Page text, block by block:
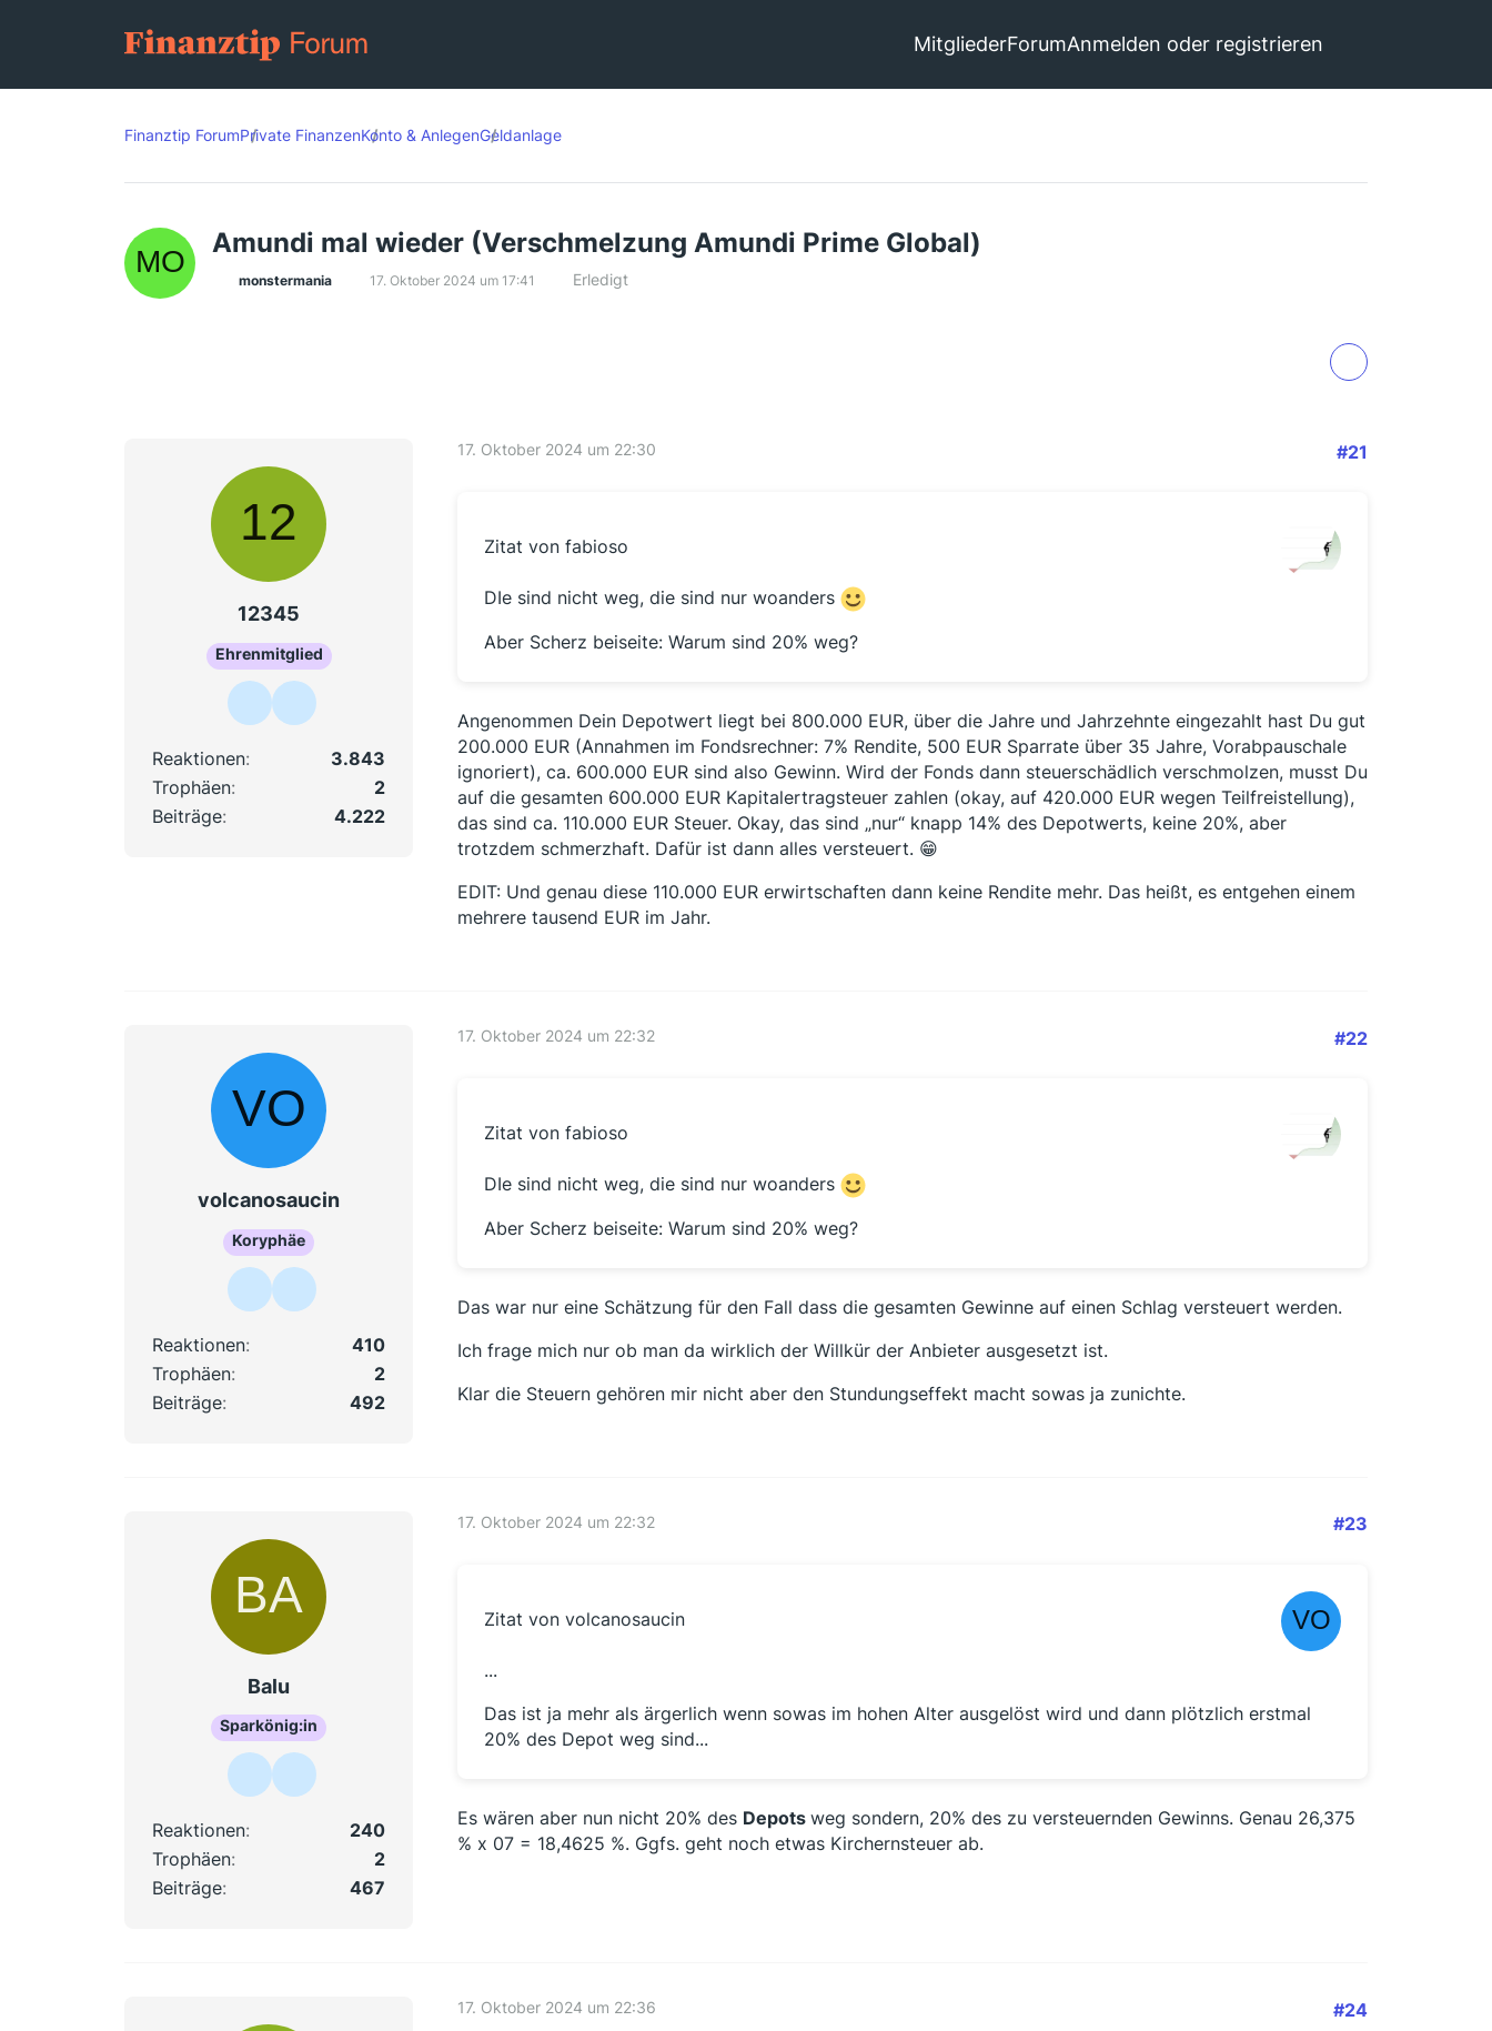
MitgliederForumAnmelden oder registrieren
Finanztip ForumPrivate FinanzenKonto & AnlegenGeldanlage
Amundi mal wieder (Verschmelzung Amundi Prime Global)
monstermania 17. Oktober 2024 um 17:41 Erledigt
12345
Ehrenmitglied
Reaktionen
3.843
Trophäen
2
Beiträge
4.222
17. Oktober 2024 um 22:30 #21
Zitat von fabioso
DIe sind nicht weg, die sind nur woanders
Aber Scherz beiseite: Warum sind 20% weg?
Angenommen Dein Depotwert liegt bei 800.000 EUR, über die Jahre und Jahrzehnte eingezahlt hast Du gut
200.000 EUR (Annahmen im Fondsrechner: 7% Rendite, 500 EUR Sparrate über 35 Jahre, Vorabpauschale
ignoriert), ca. 600.000 EUR sind also Gewinn. Wird der Fonds dann steuerschädlich verschmolzen, musst Du
auf die gesamten 600.000 EUR Kapitalertragsteuer zahlen (okay, auf 420.000 EUR wegen Teilfreistellung),
das sind ca. 110.000 EUR Steuer. Okay, das sind „nur“ knapp 14% des Depotwerts, keine 20%, aber
trotzdem schmerzhaft. Dafür ist dann alles versteuert. 😁
EDIT: Und genau diese 110.000 EUR erwirtschaften dann keine Rendite mehr. Das heißt, es entgehen einem
mehrere tausend EUR im Jahr.
volcanosaucin
Koryphäe
Reaktionen
410
Trophäen
2
Beiträge
492
17. Oktober 2024 um 22:32 #22
Zitat von fabioso
DIe sind nicht weg, die sind nur woanders
Aber Scherz beiseite: Warum sind 20% weg?
Das war nur eine Schätzung für den Fall dass die gesamten Gewinne auf einen Schlag versteuert werden.
Ich frage mich nur ob man da wirklich der Willkür der Anbieter ausgesetzt ist.
Klar die Steuern gehören mir nicht aber den Stundungseffekt macht sowas ja zunichte.
Balu
Sparkönig:in
Reaktionen
240
Trophäen
2
Beiträge
467
17. Oktober 2024 um 22:32 #23
Zitat von volcanosaucin
...
Das ist ja mehr als ärgerlich wenn sowas im hohen Alter ausgelöst wird und dann plötzlich erstmal
20% des Depot weg sind...
Es wären aber nun nicht 20% des Depots weg sondern, 20% des zu versteuernden Gewinns. Genau 26,375
% x 07 = 18,4625 %. Ggfs. geht noch etwas Kirchernsteuer ab.
17. Oktober 2024 um 22:36 #24